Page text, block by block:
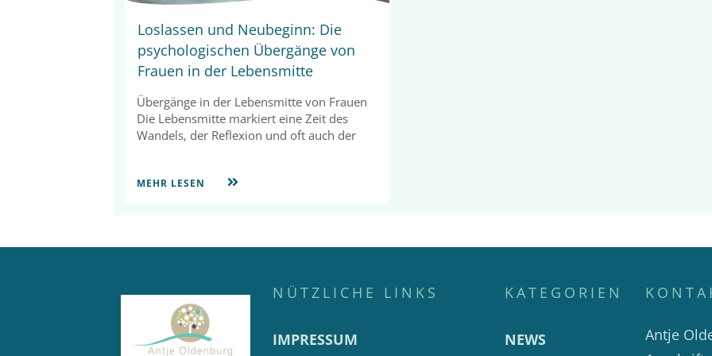
Loslassen und Neubeginn: Die
psychologischen Übergänge von
Frauen in der Lebensmitte
Übergänge in der Lebensmitte von Frauen
Die Lebensmitte markiert eine Zeit des
Wandels, der Reflexion und oft auch der
MEHR LESEN
NÜTZLICHE LINKS
IMPRESSUM
KATEGORIEN
NEWS
Antje